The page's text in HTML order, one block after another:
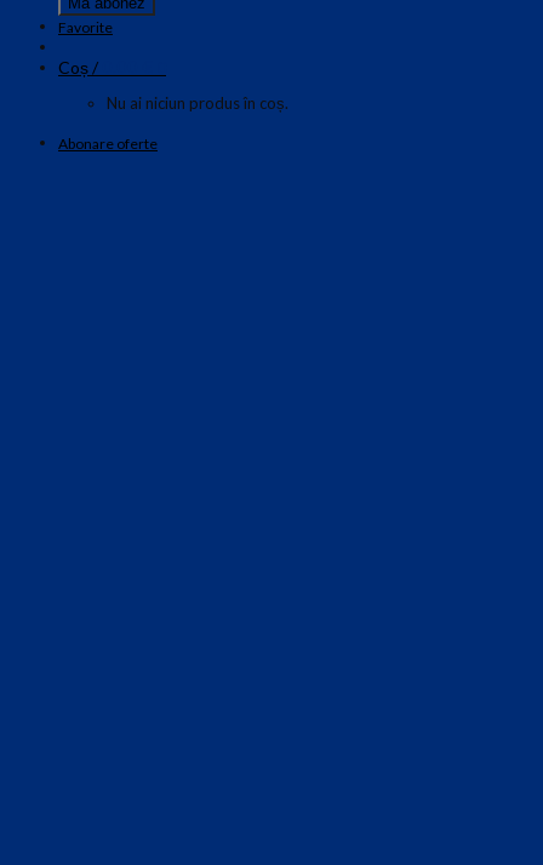
Favorite
Coș /
Nu ai niciun produs în coș.
Abonare oferte